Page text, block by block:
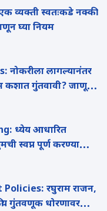
व्यक्ती स्वतःकडे नक्की
घ्या नियम
लागल्यानंतर
कशात गुंतवावी? जाणून
ध्येय आधारित
स्वप्न पूर्ण करण्यासाठी
रघुराम राजन,
गुंतवणूक धोरणावर